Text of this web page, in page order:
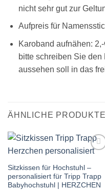
nicht sehr gut zur
Aufpreis für
Karoband aufnähen:
bitte schreiben Sie
aussehen soll in das
ÄHNLICHE PRODUKTE
Wunschliste
Sitzkissen für Hochstuhl –
personalisiert für Tripp Trapp
Babyhochstuhl | HERZCHEN